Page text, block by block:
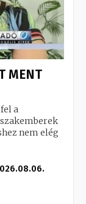
MENT
a
nem elég